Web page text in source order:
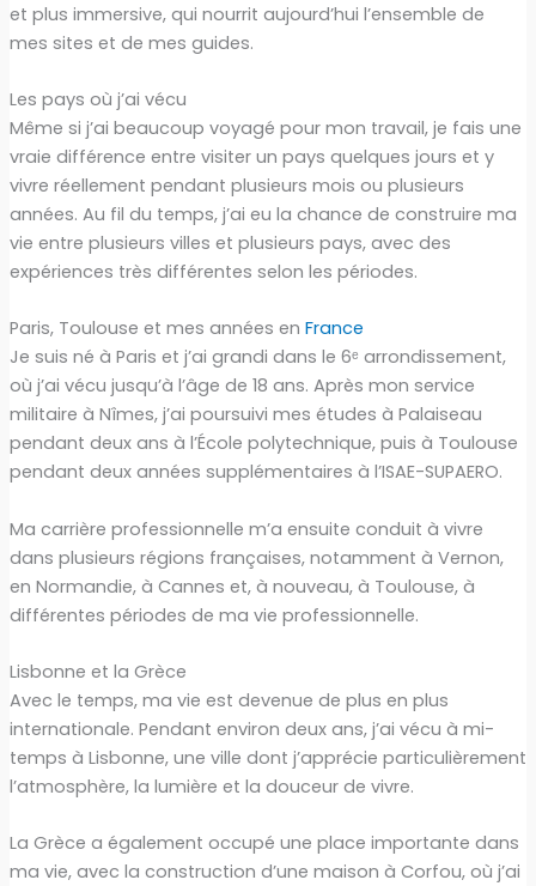
et plus immersive, qui nourrit aujourd’hui l’ensemble de
mes sites et de mes guides.
Les pays où j’ai vécu
Même si j’ai beaucoup voyagé pour mon travail, je fais une
vraie différence entre visiter un pays quelques jours et y
vivre réellement pendant plusieurs mois ou plusieurs
années. Au fil du temps, j’ai eu la chance de construire ma
vie entre plusieurs villes et plusieurs pays, avec des
expériences très différentes selon les périodes.
Paris, Toulouse et mes années en France
Je suis né à Paris et j’ai grandi dans le 6ᵉ arrondissement,
où j’ai vécu jusqu’à l’âge de 18 ans. Après mon service
militaire à Nîmes, j’ai poursuivi mes études à Palaiseau
pendant deux ans à l’École polytechnique, puis à Toulouse
pendant deux années supplémentaires à l’ISAE-SUPAERO.
Ma carrière professionnelle m’a ensuite conduit à vivre
dans plusieurs régions françaises, notamment à Vernon,
en Normandie, à Cannes et, à nouveau, à Toulouse, à
différentes périodes de ma vie professionnelle.
Lisbonne et la Grèce
Avec le temps, ma vie est devenue de plus en plus
internationale. Pendant environ deux ans, j’ai vécu à mi-
temps à Lisbonne, une ville dont j’apprécie particulièrement
l’atmosphère, la lumière et la douceur de vivre.
La Grèce a également occupé une place importante dans
ma vie, avec la construction d’une maison à Corfou, où j’ai